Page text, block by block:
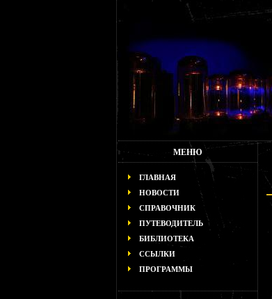
МЕНЮ
ГЛАВНАЯ
НОВОСТИ
СПРАВОЧНИК
ПУТЕВОДИТЕЛЬ
БИБЛИОТЕКА
ССЫЛКИ
ПРОГРАММЫ